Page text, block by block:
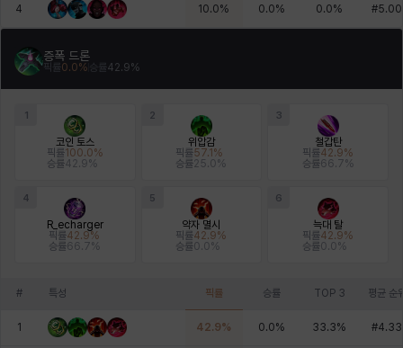
4 10.0% 0.0% 0.0% #5.00
증폭 드론
픽률 0.0% 승률 42.9%
1
코인 토스
픽률
승률
100.0%
42.9%
2
위압감
픽률
승률
57.1 %
25.0%
3
철갑탄
픽률
승률
42.9%
66.7%
4
R_echarger
픽률
승률
42.9%
66.7%
5
약자 멸시
픽률
승률
42.9%
0.0%
6
늑대 탈
픽률
승률
42.9%
0.0%
# 특성 픽률 승률 TOP 3 평균 순
1 42.9% 0.0% 33.3% #4.33